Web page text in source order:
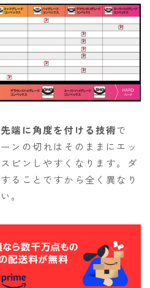
端に角度を付ける技術で
ンの切れはそのままにエッ
ピンしやすくなります。ダ
ることですから全く異なり
。